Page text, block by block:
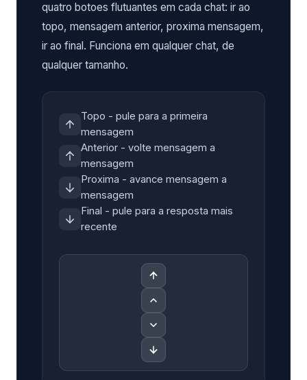
quatro botoes flutuantes em cada chat: ir ao
topo, mensagem anterior, proxima mensagem,
ir ao final. Funciona em qualquer chat, de
qualquer tamanho.
Topo - pule para a primeira
mensagem
Anterior - volte mensagem a
mensagem
Proxima - avance mensagem a
mensagem
Final - pule para a resposta mais
recente